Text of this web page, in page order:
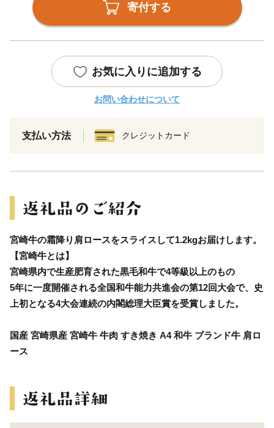
寄付する
お気に入りに追加する
お問い合わせについて
支払い方法 クレジットカード
宮崎牛の霜降り肩ロースをスライスして1.2kgお届けします。
【宮崎牛とは】
宮崎県内で生産肥育された黒毛和牛で4等級以上のもの
5年に一度開催される全国和牛能力共進会の第12回大会で、史
上初となる4大会連続の内閣総理大臣賞を受賞しました。
国産 宮崎県産 宮崎牛 牛肉 すき焼き A4 和牛 ブランド牛 肩ロ
ース